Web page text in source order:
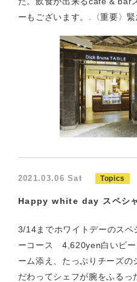
ーもございます。.〈重要〉
2021.03.06 Sat Topics
Happy white day スペシ
3/14までホワイトデーのス
ーコース 4,620yen白いビー
ーム添え、たっぷりチーズの
だわってシェフが腕をふる